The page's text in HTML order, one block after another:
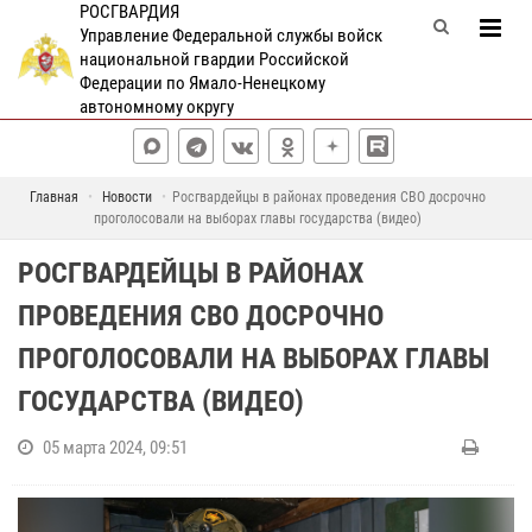
РОСГВАРДИЯ
Управление Федеральной службы войск
национальной гвардии Российской
Федерации по Ямало-Ненецкому
автономному округу
Главная Новости
Росгвардейцы в районах проведения СВО досрочно
проголосовали на выборах главы государства (видео)
РОСГВАРДЕЙЦЫ В РАЙОНАХ
ПРОВЕДЕНИЯ СВО ДОСРОЧНО
ПРОГОЛОСОВАЛИ НА ВЫБОРАХ ГЛАВЫ
ГОСУДАРСТВА (ВИДЕО)
05 марта 2024, 09:51